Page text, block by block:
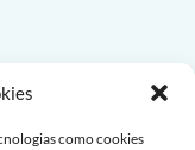
como cookies
as semanas!